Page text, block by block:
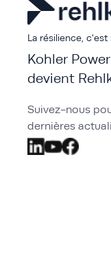
La résilience,
Kohler
devient
Suivez-nous
dernières